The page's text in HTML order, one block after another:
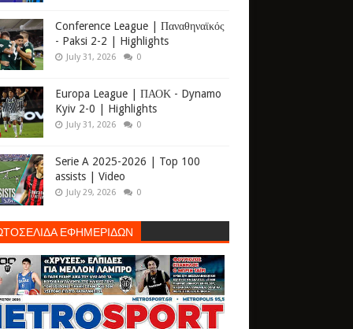
Conference League | Παναθηναϊκός
- Paksi 2-2 | Highlights
July 31, 2026 0
Europa League | ΠΑΟΚ - Dynamo
Kyiv 2-0 | Highlights
July 31, 2026 0
Serie A 2025-2026 | Top 100
assists | Video
July 29, 2026 0
ΕΦΗΜΕΡΙΔΩΝ